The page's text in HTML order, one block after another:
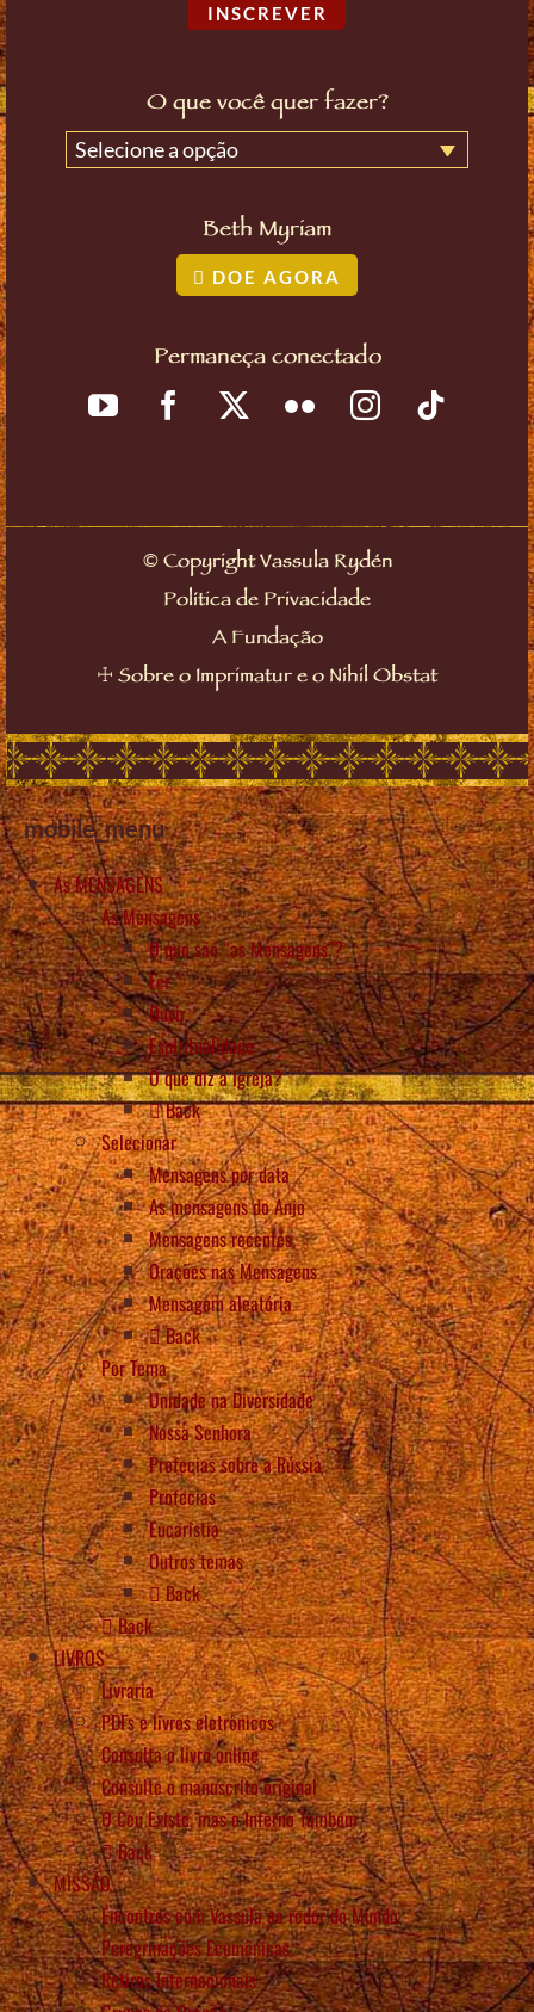
INSCREVER
O que você quer fazer?
Selecione a opção
Beth Myriam
DOE AGORA
Permaneça conectado
©Copyright Vassula Rydén
Política de Privacidade
A Fundação
☩ Sobre o Imprimatur e o Nihil Obstat
mobile_menu
As MENSAGENS
As Mensagens
O que são “as Mensagens”?
Ler
Ouvir
Espiritualidade
O que diz a Igreja?
Back
Selecionar
Mensagens por data
As mensagens do Anjo
Mensagens recentes
Orações nas Mensagens
Mensagem aleatória
Back
Por Tema
Unidade na Diversidade
Nossa Senhora
Profecias sobre a Rússia
Profecias
Eucaristia
Outros temas
Back
Back
LIVROS
Livraria
PDFs e livros eletrônicos
Consulta o livro online
Consulte o manuscrito original
O Céu Existe, mas o Inferno Também
Back
MISSÃO
Encontros com Vassula ao redor do Mundo
Peregrinações Ecumênicas
Retiros Internacionais